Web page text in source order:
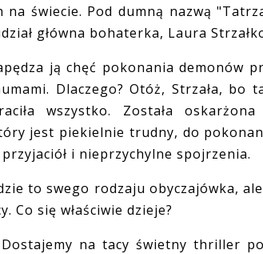
świecie. Pod dumną nazwą
główna bohaterka, Laura
ją chęć pokonania demonów
Dlaczego? Otóż, Strzała, bo
wszystko. Została
jest piekielnie trudny, do
i nieprzychylne spojrzenia.
to swego rodzaju obyczajówka,
Co się właściwie dzieje?
na tacy świetny thriller